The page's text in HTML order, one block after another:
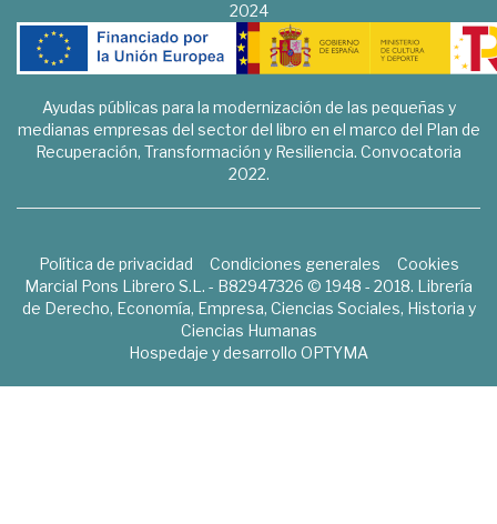
2024
Ayudas públicas para la modernización de las pequeñas y
medianas empresas del sector del libro en el marco del Plan de
Recuperación, Transformación y Resiliencia. Convocatoria
2022.
Política de privacidad Condiciones generales
Cookies
Marcial Pons Librero S.L. - B82947326 © 1948 - 2018. Librería
de Derecho, Economía, Empresa, Ciencias Sociales, Historia y
Ciencias Humanas
Hospedaje y desarrollo OPTYMA